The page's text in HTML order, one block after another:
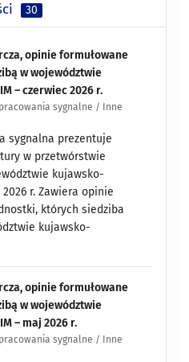
30
opinie formułowane
w województwie
– czerwiec 2026 r.
sygnalne / Inne
sygnalna prezentuje
w przetwórstwie
kujawsko-
r. Zawiera opinie
których siedziba
kujawsko-
opinie formułowane
w województwie
– maj 2026 r.
sygnalne / Inne